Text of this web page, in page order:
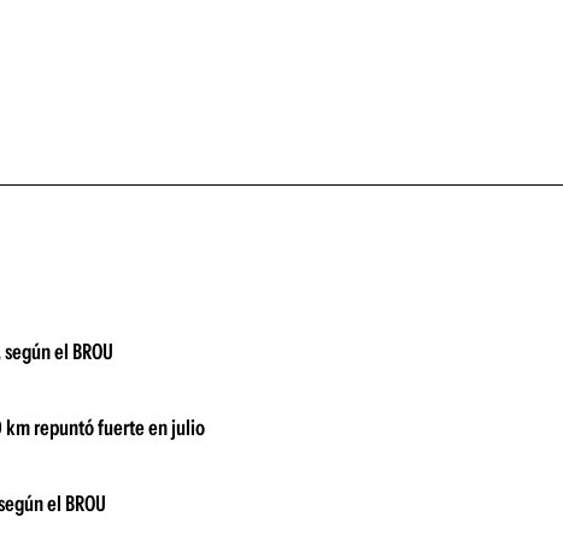
el BROU
km repuntó fuerte en julio
el BROU